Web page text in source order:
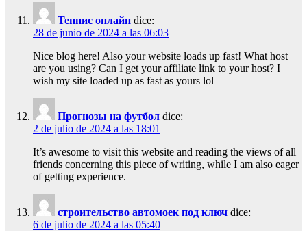
Теннис онлайн dice:
28 de junio de 2024 a las 06:03
Nice blog here! Also your website loads up fast! What host
are you using? Can I get your affiliate link to your host? I
wish my site loaded up as fast as yours lol
Прогнозы на футбол dice:
2 de julio de 2024 a las 18:01
It’s awesome to visit this website and reading the views of all
friends concerning this piece of writing, while I am also eager
of getting experience.
строительство автомоек под ключ dice:
6 de julio de 2024 a las 05:40